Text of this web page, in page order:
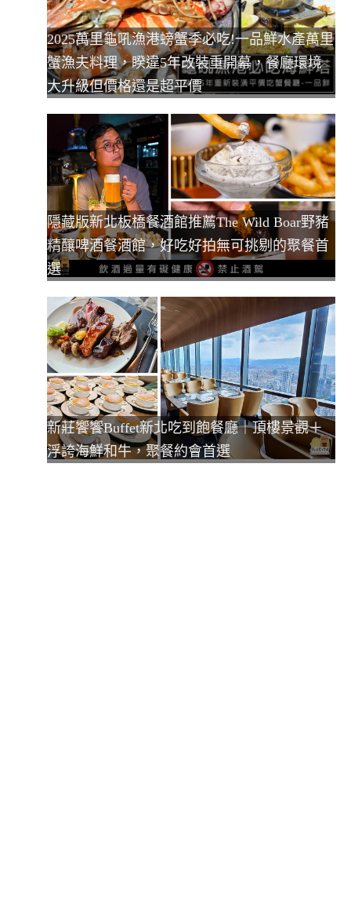
2025萬里龜吼漁港螃蟹季必吃!一品鮮水產萬里
蟹漁夫料理，睽違5年改裝重開幕，餐廳環境
大升級但價格還是超平價
隱藏版新北板橋餐酒館推薦The Wild Boar野豬
精釀啤酒餐酒館，好吃好拍無可挑剔的聚餐首
選
新莊饗饗Buffet新北吃到飽餐廳｜頂樓景觀＋
浮誇海鮮和牛，聚餐約會首選